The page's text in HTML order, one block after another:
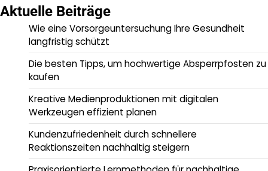
Aktuelle Beiträge
Wie eine Vorsorgeuntersuchung Ihre Gesundheit
langfristig schützt
Die besten Tipps, um hochwertige Absperrpfosten zu
kaufen
Kreative Medienproduktionen mit digitalen
Werkzeugen effizient planen
Kundenzufriedenheit durch schnellere
Reaktionszeiten nachhaltig steigern